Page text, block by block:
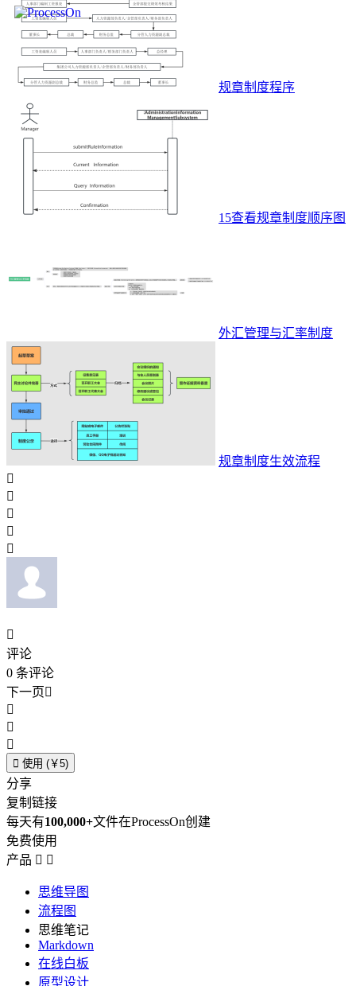
规章制度程序
15查看规章制度顺序图
外汇管理与汇率制度
规章制度生效流程






评论
0 条评论
下一页



 使用 (￥5)
分享
复制链接
每天有100,000+文件在ProcessOn创建
免费使用
产品  
思维导图
流程图
思维笔记
Markdown
在线白板
原型设计